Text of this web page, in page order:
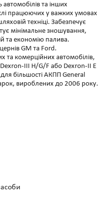
автомобілів та інших
працюючих у важких умовах
техніці. Забезпечує
мінімальне зношування,
та економію палива.
GM та Ford.
комерційних автомобілів,
Dexron-III H/G/F або Dexron-II E
більшості АКПП General
вироблених до 2006 року.